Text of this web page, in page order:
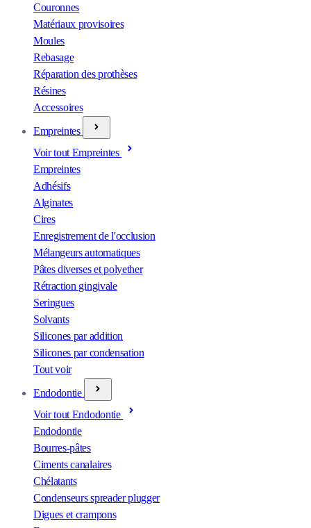
Couronnes
Matériaux provisoires
Moules
Rebasage
Réparation des prothèses
Résines
Accessoires
Empreintes
Voir tout Empreintes
Empreintes
Adhésifs
Alginates
Cires
Enregistrement de l'occlusion
Mélangeurs automatiques
Pâtes diverses et polyether
Rétraction gingivale
Seringues
Solvants
Silicones par addition
Silicones par condensation
Tout voir
Endodontie
Voir tout Endodontie
Endodontie
Bourres-pâtes
Ciments canalaires
Chélatants
Condenseurs spreader plugger
Digues et crampons